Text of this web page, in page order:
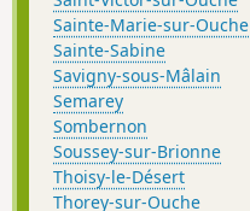
Sainte-Marie-sur-Ouche
Sainte-Sabine
Savigny-sous-Mâlain
Semarey
Sombernon
Soussey-sur-Brionne
Thoisy-le-Désert
Thorey-sur-Ouche